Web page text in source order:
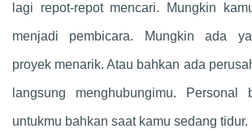
lagi repot-repot mencari. Mungkin
menjadi pembicara. Mungkin ada
proyek menarik. Atau bahkan ada
langsung menghubungimu. Personal
untukmu bahkan saat kamu sedang tidur.